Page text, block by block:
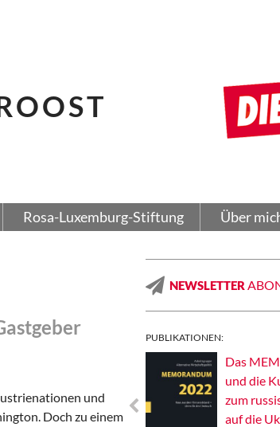
Rosa-Luxemburg-Stiftung Über
und
Doch zu einem
NEWSLETTER
PUBLIKATIONEN:
Das
und die
zum
auf die